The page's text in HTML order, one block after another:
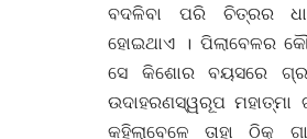
ବଦଳିବା ପରି ଚିତ୍ରର
ହୋଇଥାଏ । ପିଲାବେଳର
ସେ କିଶୋର ବୟସରେ
ଉଦାହରଣସ୍ୱରୂପ ମହାତ୍ମା
କହିଲାବେଳେ ତାହା ଠିକ୍